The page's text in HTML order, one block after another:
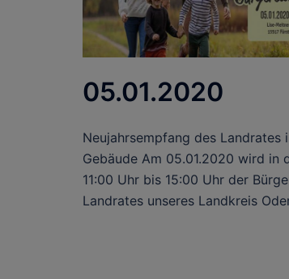
05.01.2020
Neujahrsempfang des Landrates
Gebäude Am 05.01.2020 wird in
11:00 Uhr bis 15:00 Uhr der
Landrates unseres Landkreis